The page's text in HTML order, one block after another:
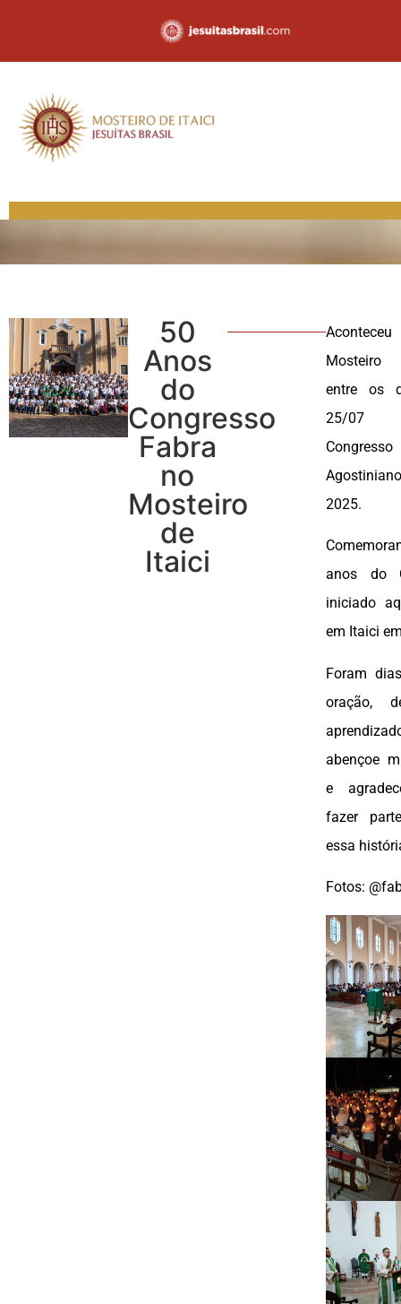
50
Anos
do
Congresso
Fabra
no
Mosteiro
de
Itaici
Mosteiro
entre os
25/07
2025.
anos do
iniciado
em Itaici
Foram
oração,
abençoe
e
fazer
essa
Fotos: